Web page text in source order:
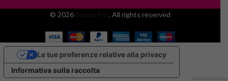
© 2026 . All rights reserved
Informativa sulla raccolta
Le tue preferenze relative alla privacy